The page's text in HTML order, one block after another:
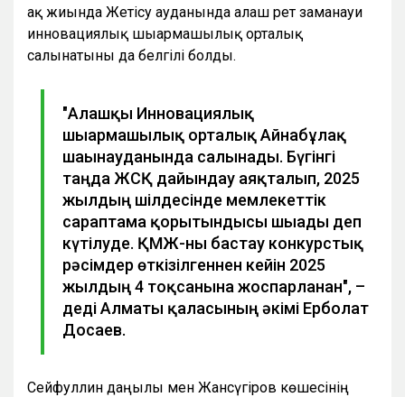
ақ жиында Жетісу ауданында алғаш рет заманауи
инновациялық шығармашылық орталық
салынатыны да белгілі болды.
"Алғашқы Инновациялық
шығармашылық орталық Айнабұлақ
шағынауданында салынады. Бүгінгі
таңда ЖСҚ дайындау аяқталып, 2025
жылдың шілдесінде мемлекеттік
сараптама қорытындысы шығады деп
күтілуде. ҚМЖ-ны бастау конкурстық
рәсімдер өткізілгеннен кейін 2025
жылдың 4 тоқсанына жоспарланған", –
деді Алматы қаласының әкімі Ерболат
Досаев.
Сейфуллин даңғылы мен Жансүгіров көшесінің